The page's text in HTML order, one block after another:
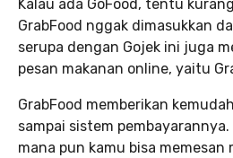
Kalau ada GoFood, tentu
GrabFood nggak dimasukkan
serupa dengan Gojek ini juga
pesan makanan online, yaitu
GrabFood memberikan
sampai sistem
mana pun kamu bisa